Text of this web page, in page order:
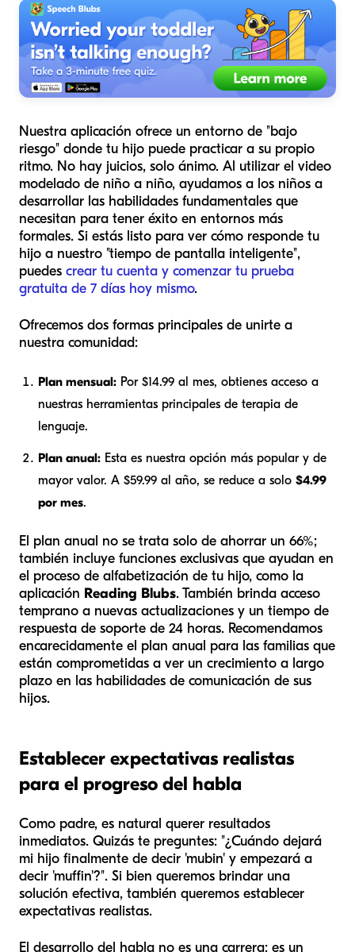
Nuestra aplicación ofrece un entorno de "bajo
riesgo" donde tu hijo puede practicar a su propio
ritmo. No hay juicios, solo ánimo. Al utilizar el video
modelado de niño a niño, ayudamos a los niños a
desarrollar las habilidades fundamentales que
necesitan para tener éxito en entornos más
formales. Si estás listo para ver cómo responde tu
hijo a nuestro "tiempo de pantalla inteligente",
puedes crear tu cuenta y comenzar tu prueba
gratuita de 7 días hoy mismo.
Ofrecemos dos formas principales de unirte a
nuestra comunidad:
Plan mensual: Por $14.99 al mes, obtienes acceso a
nuestras herramientas principales de terapia de
lenguaje.
Plan anual: Esta es nuestra opción más popular y de
mayor valor. A $59.99 al año, se reduce a solo $4.99
por mes.
El plan anual no se trata solo de ahorrar un 66%;
también incluye funciones exclusivas que ayudan en
el proceso de alfabetización de tu hijo, como la
aplicación Reading Blubs. También brinda acceso
temprano a nuevas actualizaciones y un tiempo de
respuesta de soporte de 24 horas. Recomendamos
encarecidamente el plan anual para las familias que
están comprometidas a ver un crecimiento a largo
plazo en las habilidades de comunicación de sus
hijos.
Establecer expectativas realistas
para el progreso del habla
Como padre, es natural querer resultados
inmediatos. Quizás te preguntes: "¿Cuándo dejará
mi hijo finalmente de decir 'mubin' y empezará a
decir 'muffin'?". Si bien queremos brindar una
solución efectiva, también queremos establecer
expectativas realistas.
El desarrollo del habla no es una carrera; es un